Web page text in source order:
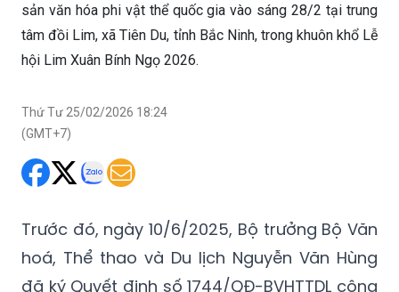
sản văn hóa phi vật thể quốc gia vào sáng 28/2 tại trung
tâm đồi Lim, xã Tiên Du, tỉnh Bắc Ninh, trong khuôn khổ Lễ
hội Lim Xuân Bính Ngọ 2026.
Thứ Tư 25/02/2026 18:24
(GMT+7)
Trước đó, ngày 10/6/2025, Bộ trưởng Bộ Văn
hoá, Thể thao và Du lịch Nguyễn Văn Hùng
đã ký Quyết định số 1744/QĐ-BVHTTDL công